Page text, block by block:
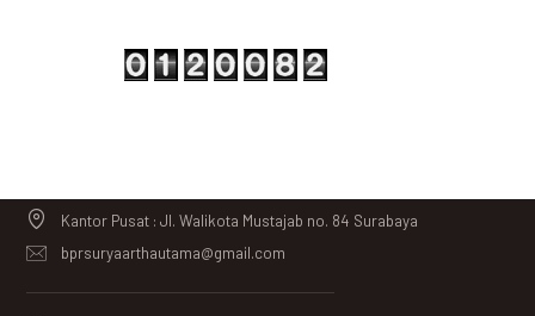
Kantor Pusat : Jl. Walikota Mustajab no. 84 Surabaya
bprsuryaarthautama@gmail.com